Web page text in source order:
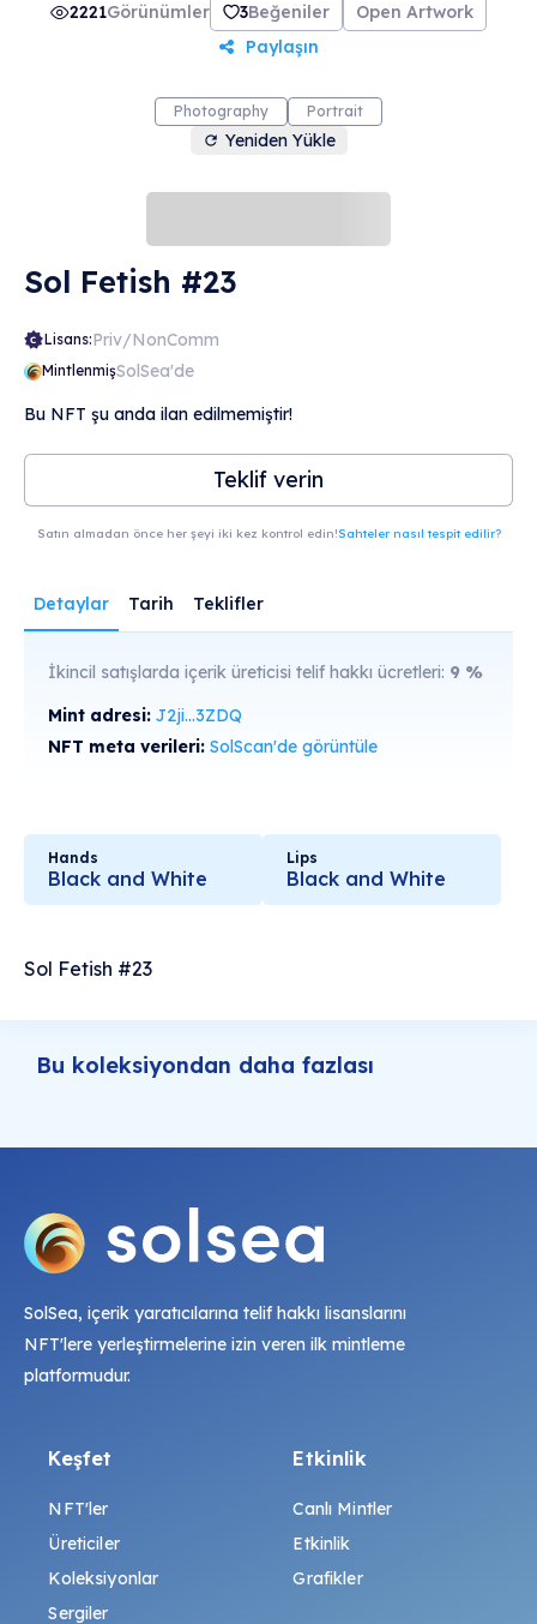
2221Görünümler 3Beğeniler
Open Artwork
Paylaşın
Photography Portrait
Yeniden Yükle
Sol Fetish #23
Lisans:Priv/NonComm
MintlenmişSolSea'de
Bu NFT şu anda ilan edilmemiştir!
Teklif verin
Satın almadan önce her şeyi iki kez kontrol edin!Sahteler nasıl tespit edilir?
Detaylar Tarih Teklifler
İkincil satışlarda içerik üreticisi telif hakkı ücretleri: 9 %
Mint adresi: J2ji...3ZDQ
NFT meta verileri: SolScan'de görüntüle
Hands
Black and White
Lips
Black and White
Sol Fetish #23
Bu koleksiyondan daha fazlası
SolSea, içerik yaratıcılarına telif hakkı lisanslarını
NFT'lere yerleştirmelerine izin veren ilk mintleme
platformudur.
Keşfet
NFT'ler
Üreticiler
Koleksiyonlar
Sergiler
Etkinlik
Canlı Mintler
Etkinlik
Grafikler